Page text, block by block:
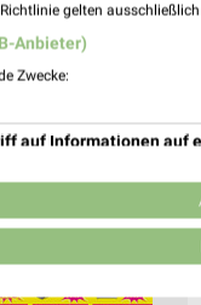
❯
gelten
Anbieter)
Zwecke:
auf Informationen auf
zur Auswahl von
personalisierte